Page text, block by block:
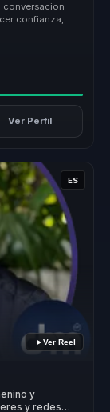
conversacion
confianza,
Ver Perfil
ES
Ver Reel
y
y redes